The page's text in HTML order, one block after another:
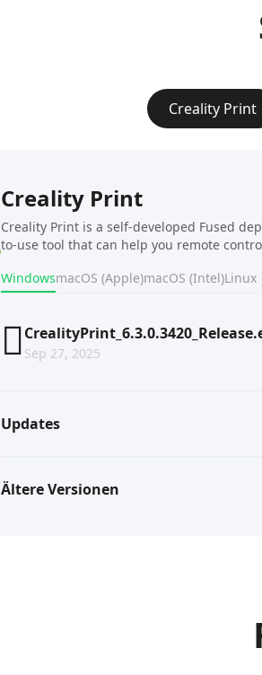
Creality Print
Creality Print
Creality Print is a self-developed Fused
to-use tool that can help you remote
WindowsmacOS (Apple)macOS (Intel)Linux
Sep 27, 2025
Updates
Ältere Versionen